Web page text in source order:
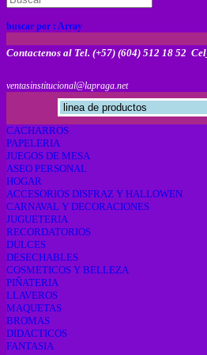
buscar por : Array
Contactenos al Tel. (+57) (604) 512 18 52
ventasinstitucional@lapraga.net
CACHARROS
PAPELERIA
JUEGOS DE MESA
ASEO PERSONAL
HOGAR
ACCESORIOS DISFRAZ Y HALLOWEN
CARNAVAL Y DECORACIONES
JUGUETERIA
RECORDATORIOS
DULCES
DESECHABLES
COSMETICOS Y BELLEZA
PIÑATERIA
LLAVEROS
MAQUETAS
BROMAS
DIDACTICOS
FANTASIA